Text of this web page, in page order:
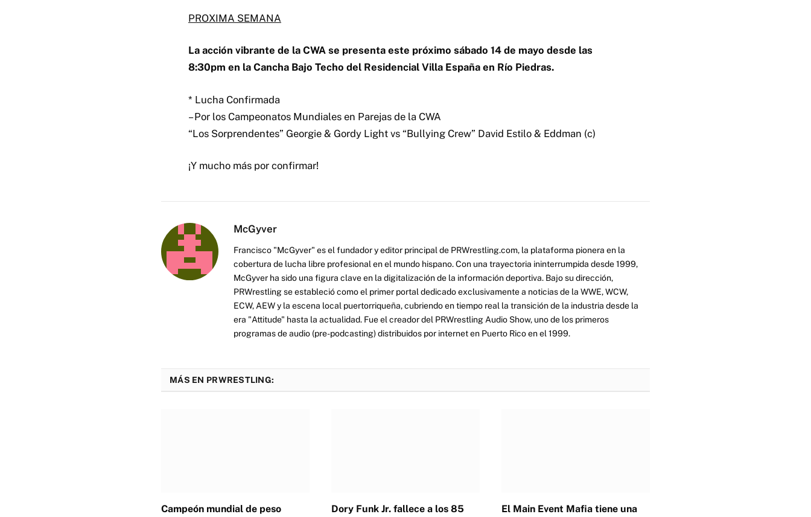
PROXIMA SEMANA
La acción vibrante de la CWA se presenta este próximo sábado 14 de mayo desde las
8:30pm en la Cancha Bajo Techo del Residencial Villa España en Río Piedras.
* Lucha Confirmada
– Por los Campeonatos Mundiales en Parejas de la CWA
“Los Sorprendentes” Georgie & Gordy Light vs “Bullying Crew” David Estilo & Eddman (c)
¡Y mucho más por confirmar!
McGyver
Francisco "McGyver" es el fundador y editor principal de PRWrestling.com, la plataforma pionera en la
cobertura de lucha libre profesional en el mundo hispano. Con una trayectoria ininterrumpida desde 1999,
McGyver ha sido una figura clave en la digitalización de la información deportiva. Bajo su dirección,
PRWrestling se estableció como el primer portal dedicado exclusivamente a noticias de la WWE, WCW,
ECW, AEW y la escena local puertorriqueña, cubriendo en tiempo real la transición de la industria desde la
era "Attitude" hasta la actualidad. Fue el creador del PRWrestling Audio Show, uno de los primeros
programas de audio (pre-podcasting) distribuidos por internet en Puerto Rico en el 1999.
MÁS EN PRWRESTLING:
Campeón mundial de peso
Dory Funk Jr. fallece a los 85
El Main Event Mafia tiene una